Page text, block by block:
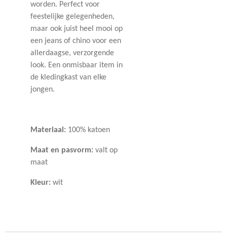
worden. Perfect voor
feestelijke gelegenheden,
maar ook juist heel mooi op
een jeans of chino voor een
allerdaagse, verzorgende
look. Een onmisbaar item in
de kledingkast van elke
jongen.
Materiaal: 100% katoen
Maat en pasvorm: valt op
maat
Kleur: wit